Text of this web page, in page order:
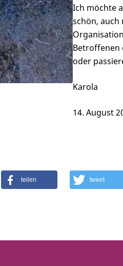
Ich möchte
schön,
Betroffenen
oder
Karola
14. August
teilen tweet